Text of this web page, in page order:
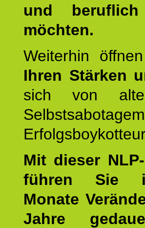
und
möchten.
Weiterhin
Ihren Stärken
sich von
Mit dieser
führen Sie
Monate
Jahre